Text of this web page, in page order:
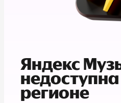
Яндекс
регионе